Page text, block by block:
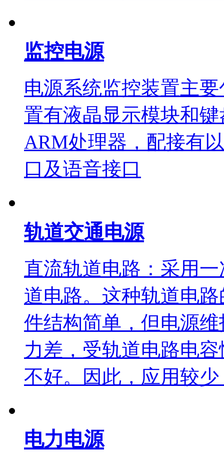
监控电源
电源系统监控装置主
置有液晶显示模块和
ARM处理器，配接有
口及语音接口
轨道交通电源
直流轨道电路：采用
道电路。这种轨道电
件结构简单，但电源
力差，受轨道电路电
不好。因此，应用较少
电力电源